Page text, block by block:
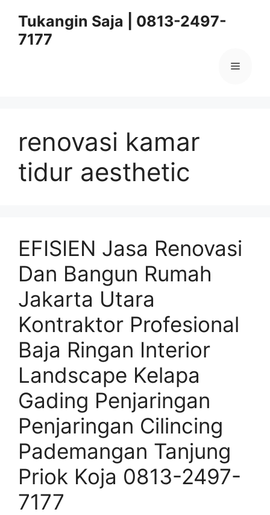
content
Tukangin Saja | 0813-2497-
7177
Menu
renovasi kamar
tidur aesthetic
EFISIEN Jasa Renovasi
Dan Bangun Rumah
Jakarta Utara
Kontraktor Profesional
Baja Ringan Interior
Landscape Kelapa
Gading Penjaringan
Penjaringan Cilincing
Pademangan Tanjung
Priok Koja 0813-2497-
7177